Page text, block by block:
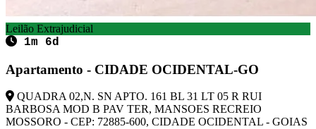
Leilão Extrajudicial
1m 6d
Apartamento - CIDADE OCIDENTAL-GO
QUADRA 02,N. SN APTO. 161 BL 31 LT 05 R RUI
BARBOSA MOD B PAV TER, MANSOES RECREIO
MOSSORO - CEP: 72885-600, CIDADE OCIDENTAL - GOIAS